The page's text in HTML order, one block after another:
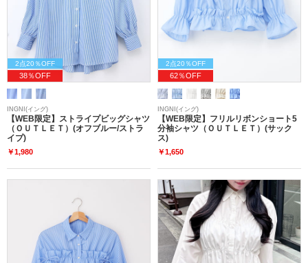
2点20％OFF
38％OFF
INGNI(イング)
【WEB限定】ストライプビッグシャツ
（ＯＵＴＬＥＴ）(オフブルー/ストラ
イプ)
￥1,980
2点20％OFF
62％OFF
INGNI(イング)
【WEB限定】フリルリボンショート5
分袖シャツ（ＯＵＴＬＥＴ）(サック
ス)
￥1,650